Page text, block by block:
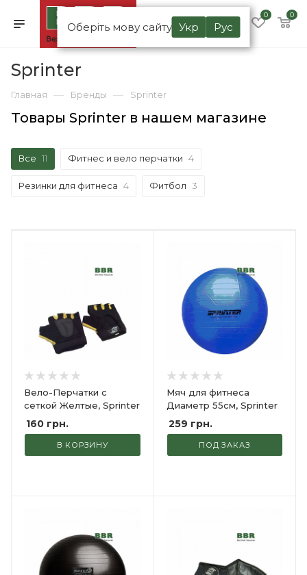
Оберіть мову сайту Укр Рус
0 0
Sprinter
Главная — Бренды — Sprinter
Товары Sprinter в нашем магазине
Все 11 Фитнес и вело перчатки 4
Резинки для фитнеса 4 Фитбол 3
Вело-Перчатки с
сеткой Желтые, Sprinter
160 грн.
В КОРЗИНУ
Мяч для фитнеса
Диаметр 55см, Sprinter
259 грн.
ПОД ЗАКАЗ